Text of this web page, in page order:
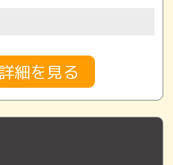
細を見る